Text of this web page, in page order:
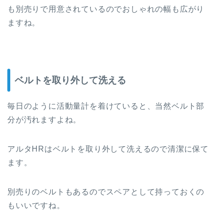
も別売りで用意されているのでおしゃれの幅も広がり
ますね。
ベルトを取り外して洗える
毎日のように活動量計を着けていると、当然ベルト部
分が汚れますよね。
アルタHRはベルトを取り外して洗えるので清潔に保て
ます。
別売りのベルトもあるのでスペアとして持っておくの
もいいですね。